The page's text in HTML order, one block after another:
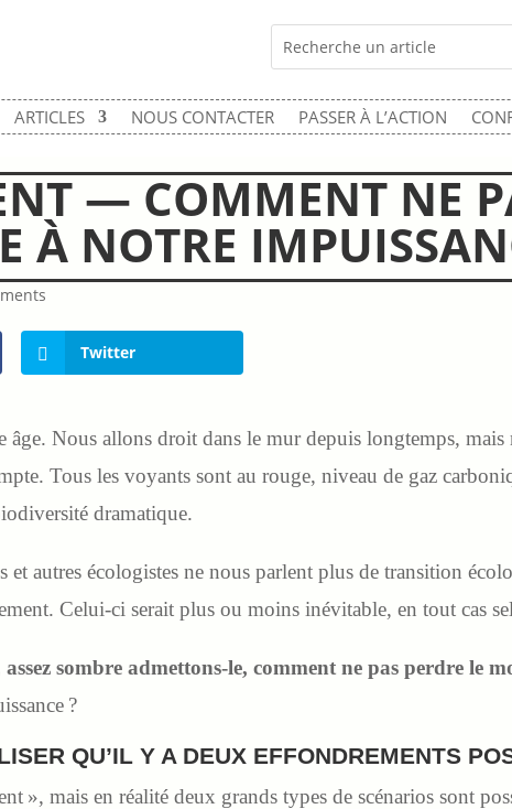
ARTICLES NOUS CONTACTER PASSER À L’ACTION
— COMMENT NE
À NOTRE
Twitter
âge. Nous allons droit dans le mur depuis longtemps, mais
Tous les voyants sont au rouge, niveau de gaz
dramatique.
et autres écologistes ne nous parlent plus de transition
Celui-ci serait plus ou moins inévitable, en tout cas
sombre admettons-le, comment ne pas perdre le
?
QU’IL Y A DEUX EFFONDREMENTS
», mais en réalité deux grands types de scénarios sont